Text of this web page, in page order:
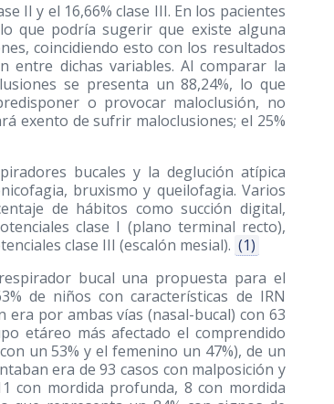
II y el 16,66% clase III. En los pacientes
que podría sugerir que existe alguna
coincidiendo esto con los resultados
entre dichas variables. Al comparar la
se presenta un 88,24%, lo que
o provocar maloclusión, no
exento de sufrir maloclusiones; el 25%
bucales y la deglución atípica
bruxismo y queilofagia. Varios
de hábitos como succión digital,
clase I (plano terminal recto),
clase III (escalón mesial). (1)
bucal una propuesta para el
de niños con características de IRN
por ambas vías (nasal-bucal) con 63
etáreo más afectado el comprendido
un 53% y el femenino un 47%), de un
era de 93 casos con malposición y
con mordida profunda, 8 con mordida